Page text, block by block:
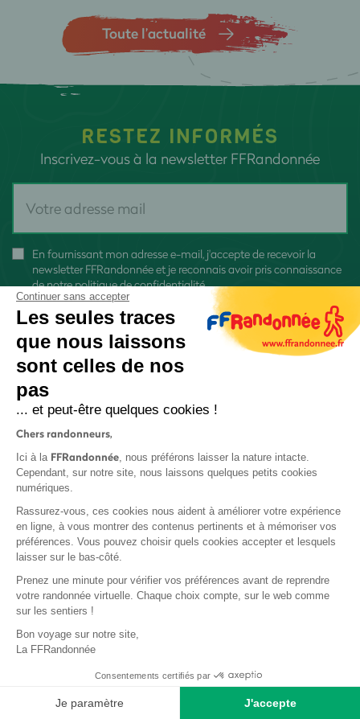
Toute l’actualité
RESTEZ INFORMÉS
Inscrivez-vous à la newsletter FFRandonnée
En fournissant mon adresse e-mail, j'accepte de recevoir la
newsletter FFRandonnée et je reconnais avoir pris connaissance
denotre politique de confidentialité
Protection des données
Politique de confidentialité
Base documentaire
Continuer sans accepter
Les seules traces
que nous laissons
sont celles de nos
pas
... et peut-être quelques cookies !
Chers randonneurs,
Ici à la FFRandonnée, nous préférons laisser la nature intacte.
Cependant, sur notre site, nous laissons quelques petits cookies
numériques.
Rassurez-vous, ces cookies nous aident à améliorer votre expérience
en ligne, à vous montrer des contenus pertinents et à mémoriser vos
préférences. Vous pouvez choisir quels cookies accepter et lesquels
laisser sur le bas-côté.
Prenez une minute pour vérifier vos préférences avant de reprendre
votre randonnée virtuelle. Chaque choix compte, sur le web comme
sur les sentiers !
Bon voyage sur notre site,
La FFRandonnée
Consentements certifiés par
Je paramètre J'accepte